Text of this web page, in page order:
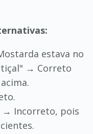
estava no
→ Correto
→ Incorreto, pois